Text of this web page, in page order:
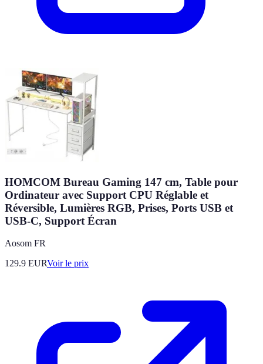
HOMCOM Bureau Gaming 147 cm, Table pour
Ordinateur avec Support CPU Réglable et
Réversible, Lumières RGB, Prises, Ports USB et
USB-C, Support Écran
Aosom FR
129.9 EURVoir le prix